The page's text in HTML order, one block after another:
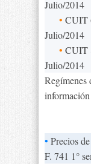
Julio/2014
• CUIT
Julio/2014
• CUIT
Julio/2014
Regímenes
información
• Precios
F. 741 1°